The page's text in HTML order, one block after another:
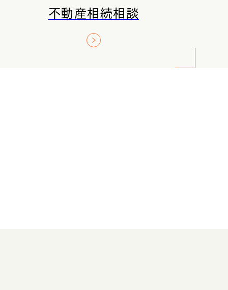
不動産相続相談